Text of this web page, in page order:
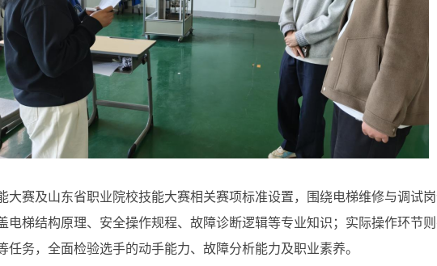
大赛及山东省职业院校技能大赛相关赛项标准设置，围绕电梯维修与调试
电梯结构原理、安全操作规程、故障诊断逻辑等专业知识；实际操作环节
务，全面检验选手的动手能力、故障分析能力及职业素养。